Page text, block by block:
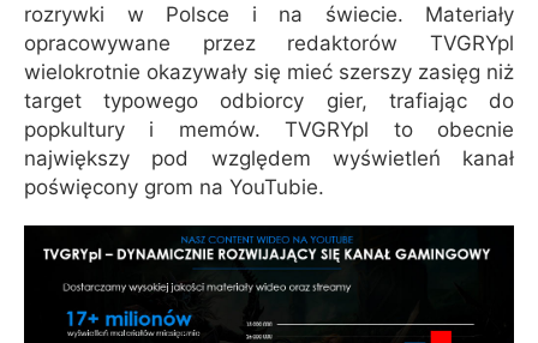
rozrywki w Polsce i na świecie. Materiały
opracowywane przez redaktorów TVGRYpl
wielokrotnie okazywały się mieć szerszy zasięg niż
target typowego odbiorcy gier, trafiając do
popkultury i memów. TVGRYpl to obecnie
największy pod względem wyświetleń kanał
poświęcony grom na YouTubie.